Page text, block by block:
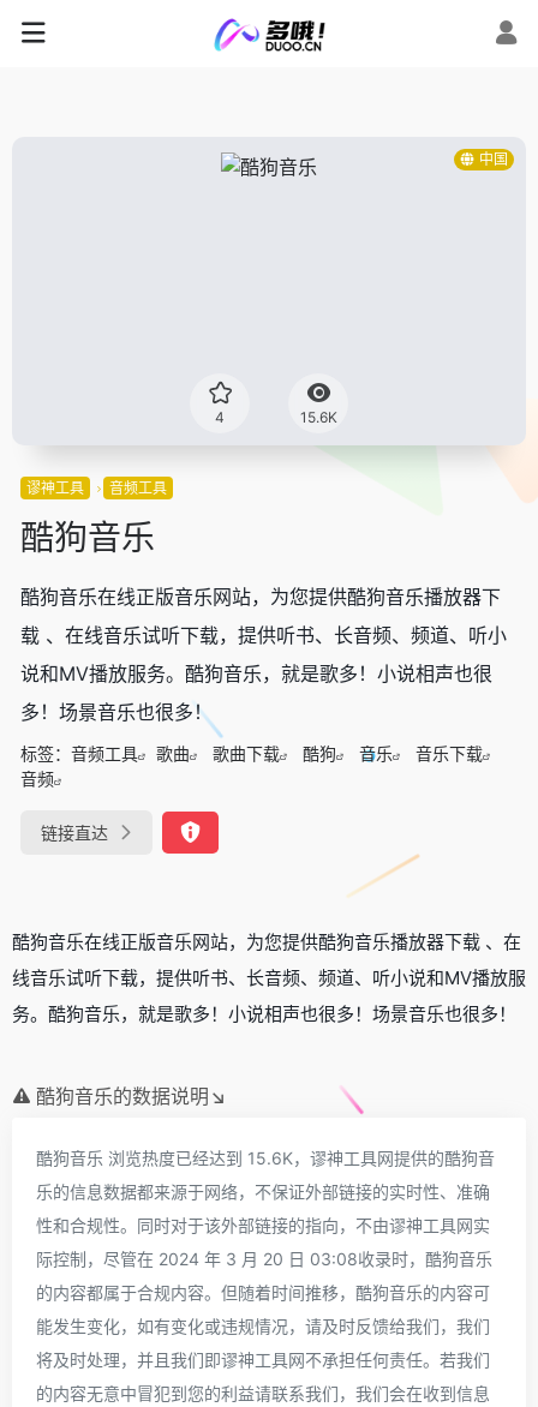
中国
4 15.6K
谬神工具 音频工具
酷狗音乐
酷狗音乐在线正版音乐网站，为您提供酷狗音乐播放器下
载 、在线音乐试听下载，提供听书、长音频、频道、听小
说和MV播放服务。酷狗音乐，就是歌多！小说相声也很
多！场景音乐也很多！
标签： 音频工具 歌曲 歌曲下载 酷狗 音乐
音乐下载
音频
链接直达
酷狗音乐在线正版音乐网站，为您提供酷狗音乐播放器下载 、在
线音乐试听下载，提供听书、长音频、频道、听小说和MV播放服
务。酷狗音乐，就是歌多！小说相声也很多！场景音乐也很多！
酷狗音乐的数据说明↘
酷狗音乐 浏览热度已经达到 15.6K，谬神工具网提供的酷狗音
乐的信息数据都来源于网络，不保证外部链接的实时性、准确
性和合规性。同时对于该外部链接的指向，不由谬神工具网实
际控制，尽管在 2024 年 3 月 20 日 03:08收录时，酷狗音乐
的内容都属于合规内容。但随着时间推移，酷狗音乐的内容可
能发生变化，如有变化或违规情况，请及时反馈给我们，我们
将及时处理，并且我们即谬神工具网不承担任何责任。若我们
的内容无意中冒犯到您的利益请联系我们，我们会在收到信息